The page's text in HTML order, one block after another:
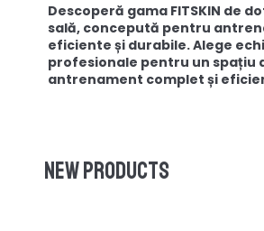
Descoperă gama FITSKIN de
sală, concepută pentru
eficiente și durabile. Alege
profesionale pentru un spațiu
antrenament complet și
New products